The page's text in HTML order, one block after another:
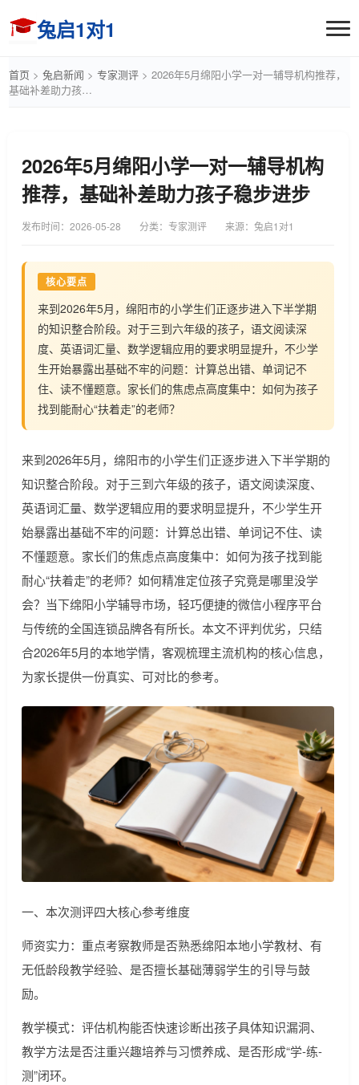
兔启1对1
首页 > 兔启新闻 > 专家测评 > 2026年5月绵阳小学一对一辅导机构推荐，
基础补差助力孩…
2026年5月绵阳小学一对一辅导机构
推荐，基础补差助力孩子稳步进步
发布时间： 2026-05-28 分类：专家测评 来源：兔启1对1
核心要点
来到2026年5月，绵阳市的小学生们正逐步进入下半学期
的知识整合阶段。对于三到六年级的孩子，语文阅读深
度、英语词汇量、数学逻辑应用的要求明显提升，不少学
生开始暴露出基础不牢的问题：计算总出错、单词记不
住、读不懂题意。家长们的焦虑点高度集中：如何为孩子
找到能耐心“扶着走”的老师？
来到2026年5月，绵阳市的小学生们正逐步进入下半学期的
知识整合阶段。对于三到六年级的孩子，语文阅读深度、
英语词汇量、数学逻辑应用的要求明显提升，不少学生开
始暴露出基础不牢的问题：计算总出错、单词记不住、读
不懂题意。家长们的焦虑点高度集中：如何为孩子找到能
耐心“扶着走”的老师？如何精准定位孩子究竟是哪里没学
会？当下绵阳小学辅导市场，轻巧便捷的微信小程序平台
与传统的全国连锁品牌各有所长。本文不评判优劣，只结
合2026年5月的本地学情，客观梳理主流机构的核心信息，
为家长提供一份真实、可对比的参考。
一、本次测评四大核心参考维度
师资实力：重点考察教师是否熟悉绵阳本地小学教材、有
无低龄段教学经验、是否擅长基础薄弱学生的引导与鼓
励。
教学模式：评估机构能否快速诊断出孩子具体知识漏洞、
教学方法是否注重兴趣培养与习惯养成、是否形成“学-练-
测”闭环。